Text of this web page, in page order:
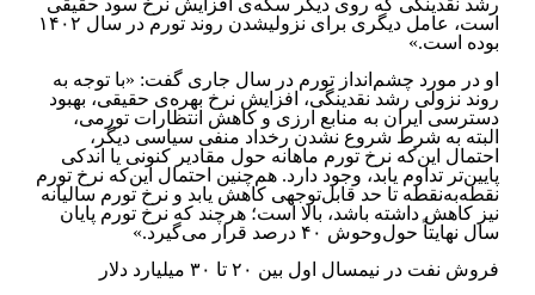
رشد نقدینگی که روی دیگر سکه‌ی افزایش نرخ سود حقیقی
است، عامل دیگری برای نزولی­شدن روند تورم در سال ۱۴۰۲
بوده است.»
او در مورد چشم‌‌انداز تورم در سال جاری گفت: «با توجه به
روند نزولی رشد نقدینگی، افزایش نرخ بهره‌ی حقیقی، بهبود
دسترسی ایران به منابع ارزی و کاهش انتظارات تورمی،
البته به شرط ­شروع نشدن رخداد منفی سیاسی دیگر،
احتمال این‌که نرخ تورم ماهانه حول مقادیر کنونی یا اندکی
پایین‌تر تداوم یابد، وجود دارد. هم‌چنین احتمال این‌که نرخ تورم
نقطه‌به‌نقطه تا حد قابل‌توجهی کاهش یابد و نرخ تورم سالیانه
نیز کاهش داشته باشد، بالا است؛ هرچند که نرخ تورم پایان
سال نهایتاً حول‌وحوش ۴۰ درصد قرار می‌گیرد.»
فروش نفت در نیمسال اول بین ۲۰ تا ۳۰ میلیارد دلار